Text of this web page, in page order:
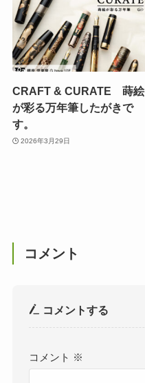
CRAFT & CURATE 蒔絵
が彩る万年筆したがきで
す。
2026年3月29日
コメント
コメントする
コメント ※